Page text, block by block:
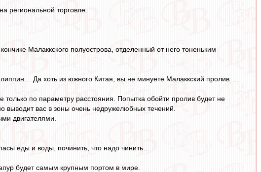
региональной торговле.
Малаккского полуострова, отделенный от него тоненьким
Да хоть из южного Китая, вы не минуете Малаккский пролив.
по параметру расстояния. Попытка обойти пролив будет не
выводит вас в зоны очень недружелюбных течений.
двигателями.
еды и воды, починить, что надо чинить…
будет самым крупным портом в мире.